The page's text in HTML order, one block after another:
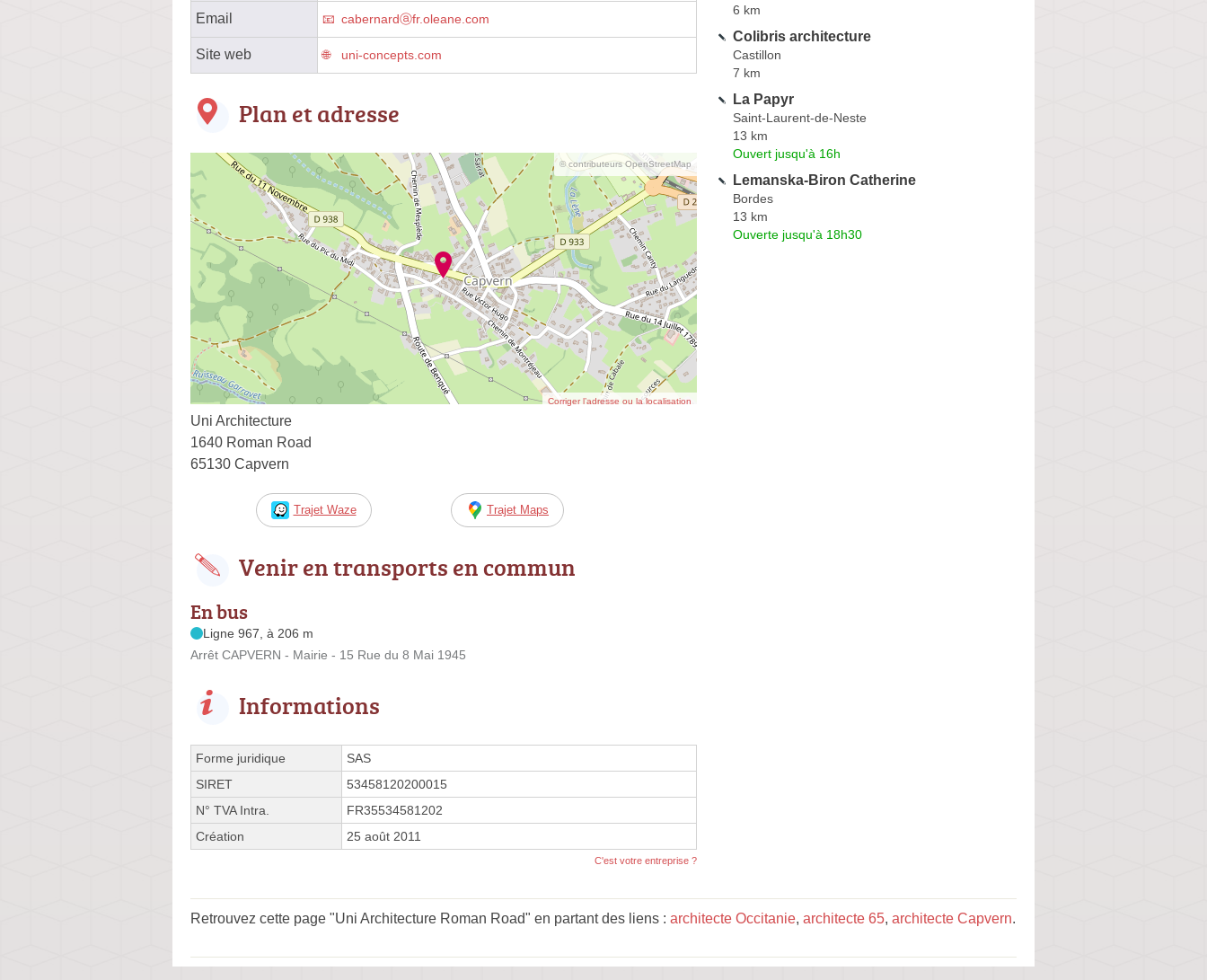
Email cabernardⓐfr.oleane.com
Site web uni-concepts.com
Plan et adresse
© contributeurs OpenStreetMap
Corriger l’adresse ou la localisation
Uni Architecture
1640 Roman Road
65130 Capvern
Trajet Waze Trajet Maps
Venir en transports en commun
En bus
Ligne 967, à 206 m
Arrêt CAPVERN - Mairie - 15 Rue du 8 Mai 1945
Informations
Forme juridique
SAS
SIRET
53458120200015
N° TVA Intra.
FR35534581202
Création
25 août 2011
C'est votre entreprise ?
6 km
Colibris architecture
Castillon
7 km
La Papyr
Saint-Laurent-de-Neste
13 km
Ouvert jusqu'à 16h
Lemanska-Biron Catherine
Bordes
13 km
Ouverte jusqu'à 18h30
Retrouvez cette page "Uni Architecture Roman Road" en partant des liens : architecte Occitanie, architecte 65, architecte Capvern.